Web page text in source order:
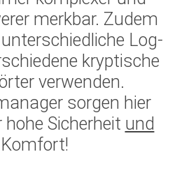
merkbar. Zudem
Log-
kryptische
verwenden.
sorgen hier
Sicherheit und
Komfort!